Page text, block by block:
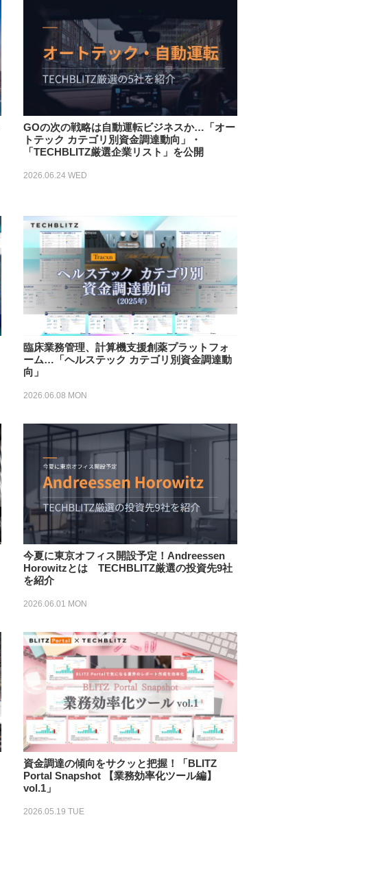
GOの次の戦略は自動運転ビジネスか…「オー
トテック カテゴリ別資金調達動向」・
「TECHBLITZ厳選企業リスト」を公開
2026.06.24 WED
臨床業務管理、計算機支援創薬プラットフォ
ーム…「ヘルステック カテゴリ別資金調達動
向」
2026.06.08 MON
今夏に東京オフィス開設予定！Andreessen
Horowitzとは TECHBLITZ厳選の投資先9社
を紹介
2026.06.01 MON
資⾦調達の傾向をサクッと把握！「BLITZ
Portal Snapshot 【業務効率化ツール編】
vol.1」
2026.05.19 TUE